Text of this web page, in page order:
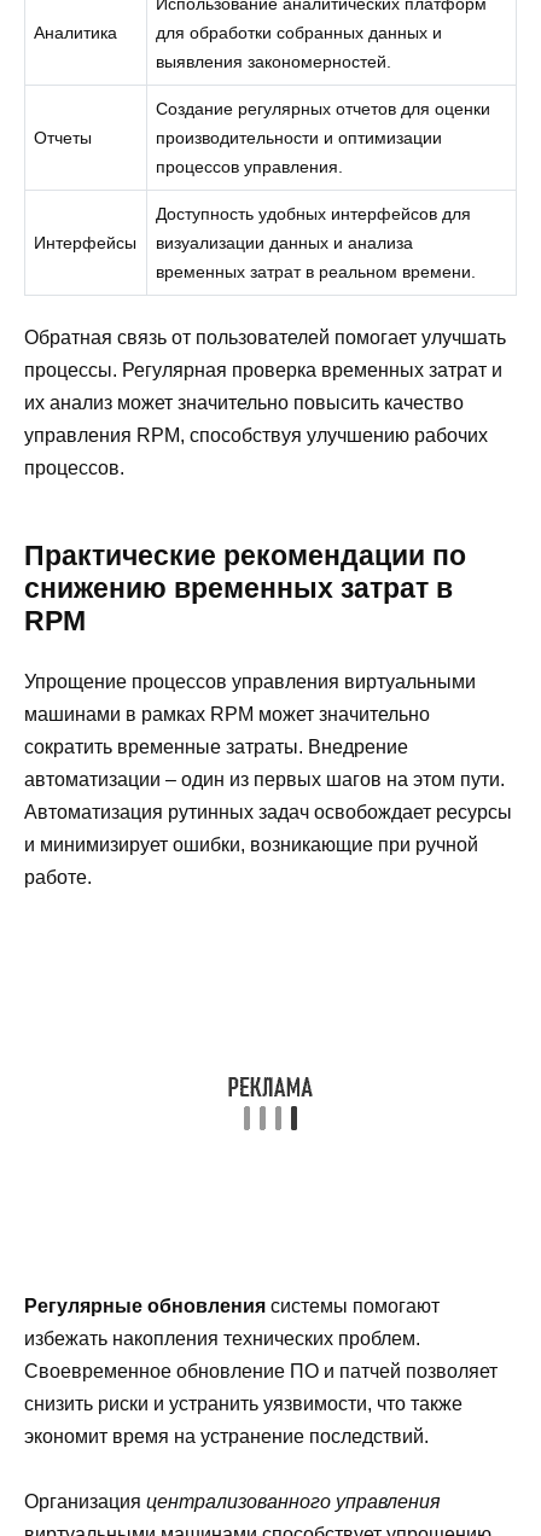
Аналитика
для обработки собранных данных и
выявления закономерностей.
Отчеты
Создание регулярных отчетов для оценки
производительности и оптимизации
процессов управления.
Интерфейсы
Доступность удобных интерфейсов для
визуализации данных и анализа
временных затрат в реальном времени.
Обратная связь от пользователей помогает улучшать
процессы. Регулярная проверка временных затрат и
их анализ может значительно повысить качество
управления RPM, способствуя улучшению рабочих
процессов.
Практические рекомендации по
снижению временных затрат в
RPM
Упрощение процессов управления виртуальными
машинами в рамках RPM может значительно
сократить временные затраты. Внедрение
автоматизации – один из первых шагов на этом пути.
Автоматизация рутинных задач освобождает ресурсы
и минимизирует ошибки, возникающие при ручной
работе.
Регулярные обновления системы помогают
избежать накопления технических проблем.
Своевременное обновление ПО и патчей позволяет
снизить риски и устранить уязвимости, что также
экономит время на устранение последствий.
Организация централизованного управления